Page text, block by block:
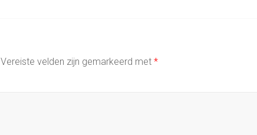
Vereiste velden zijn gemarkeerd met *